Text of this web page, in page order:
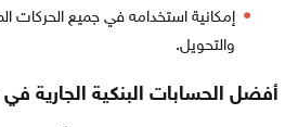
إمكانية استخدامه في جميع الحركات
والتحويل.
أفضل الحسابات البنكية الجارية